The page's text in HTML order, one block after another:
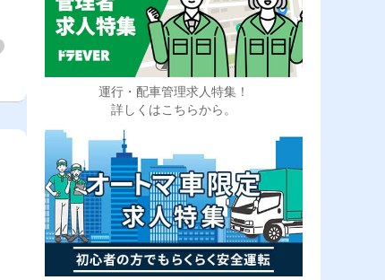
運行・配車管理求人特集！
詳しくはこちらから。